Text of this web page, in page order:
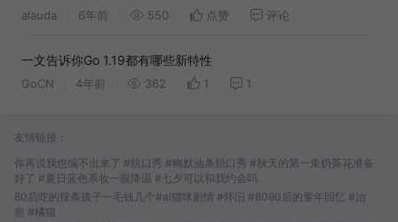
存储支持、kubectl debug命令
alauda 6年前 550 点赞 评论
一文告诉你Go 1.19都有哪些新特性
GoCN 4年前 362 1 1
友情链接：
你再说我也编不出来了 #脱口秀 #幽默油条脱口秀 #秋天的第一束奶茶花准备
好了 #夏日蓝色系妆一眼降温 #七夕可以和我约会吗
80后吃的辣条孩子一毛钱几个#ai猫咪剧情 #怀旧 #8090后的童年回忆 #治
愈 #橘猫